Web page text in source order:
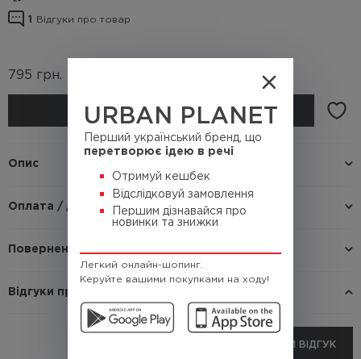
URBAN PLANET
Перший український бренд, що
перетворює ідею в речі
Отримуй кешбек
Відслідковуй замовлення
Першим дізнавайся про
новинки та знижки
Легкий онлайн-шопинг.
Керуйте вашими покупками на ходу!
1 Відгуки про товар
795 грн.
КУПИТИ
Опис
Оплата / доставка
Повернення / Обмін
Відгуки про товар
ДОДАТИ ВІДГУК